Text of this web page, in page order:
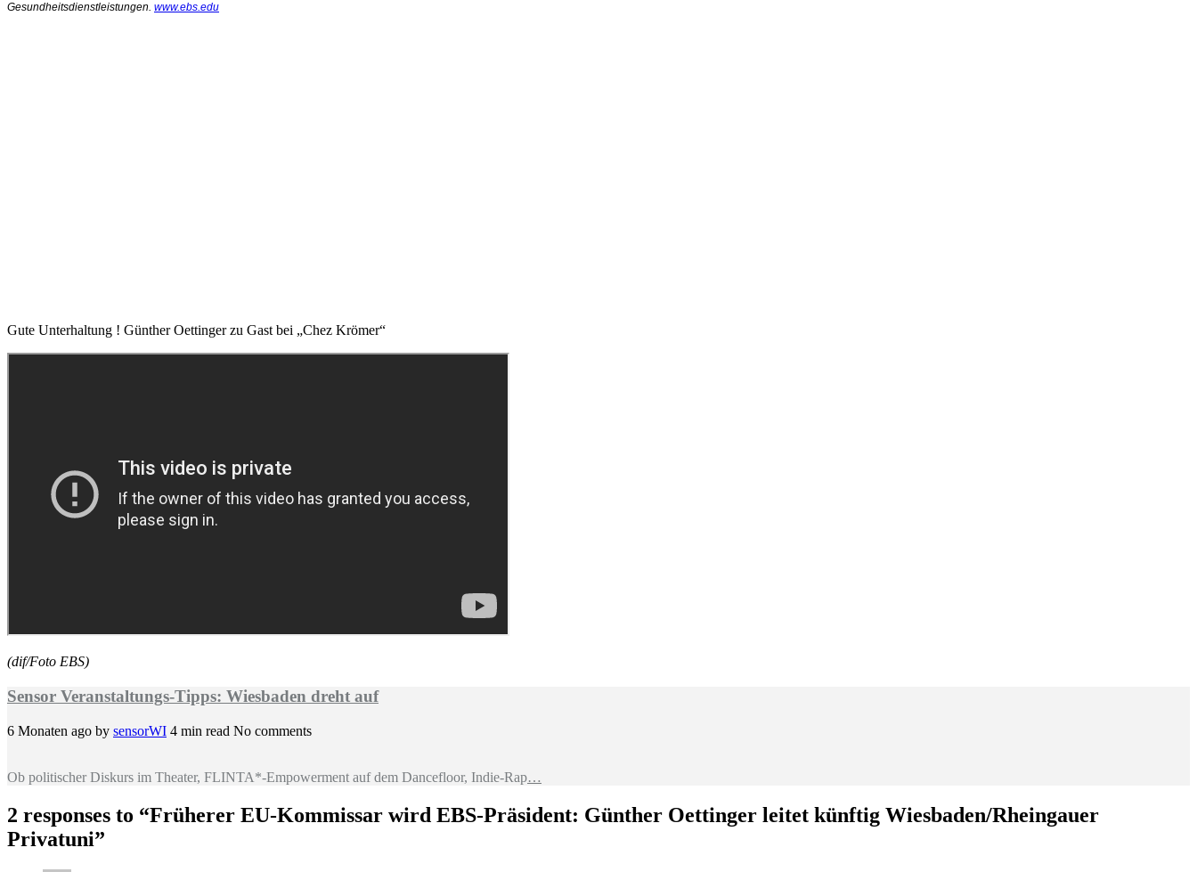
Gesundheitsdienstleistungen. www.ebs.edu
Gute Unterhaltung ! Günther Oettinger zu Gast bei „Chez Krömer“
(dif/Foto EBS)
Sensor Veranstaltungs-Tipps: Wiesbaden dreht auf
6 Monaten ago by sensorWI 4 min read No comments
Ob politischer Diskurs im Theater, FLINTA*-Empowerment auf dem Dancefloor, Indie-Rap…
2 responses to “Früherer EU-Kommissar wird EBS-Präsident: Günther Oettinger leitet künftig Wiesbaden/Rheingauer
Privatuni”